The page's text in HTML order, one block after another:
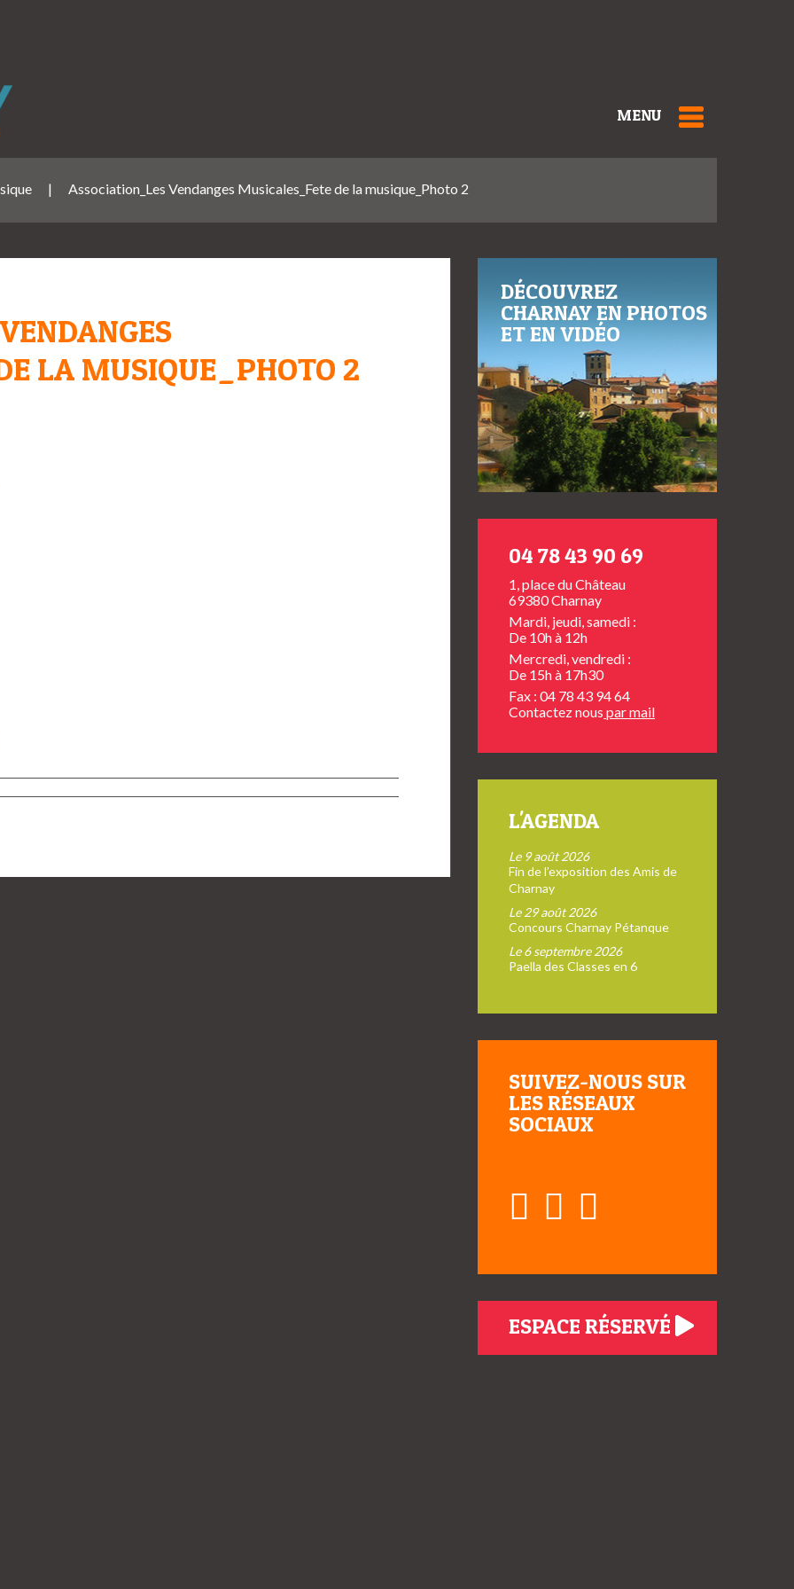
MENU
| Association_Les Vendanges Musicales_Fete de la musique_Photo 2
LA MUSIQUE_PHOTO 2
DÉCOUVREZ
CHARNAY EN PHOTOS
ET EN VIDÉO
04 78 43 90 69
1, place du Château
69380 Charnay
Mardi, jeudi, samedi :
De 10h à 12h
Mercredi, vendredi :
De 15h à 17h30
Fax : 04 78 43 94 64
Contactez nous par mail
L'AGENDA
Le 9 août 2026
Fin de l’exposition des Amis de
Charnay
Le 29 août 2026
Concours Charnay Pétanque
Le 6 septembre 2026
Paella des Classes en 6
SUIVEZ-NOUS SUR
LES RÉSEAUX
SOCIAUX
ESPACE RÉSERVÉ